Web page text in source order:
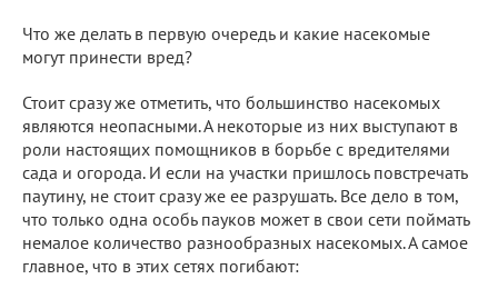
Что же делать в первую очередь и какие насекомые
могут принести вред?
Стоит сразу же отметить, что большинство насекомых
являются неопасными. А некоторые из них выступают в
роли настоящих помощников в борьбе с вредителями
сада и огорода. И если на участки пришлось повстречать
паутину, не стоит сразу же ее разрушать. Все дело в том,
что только одна особь пауков может в свои сети поймать
немалое количество разнообразных насекомых. А самое
главное, что в этих сетях погибают: